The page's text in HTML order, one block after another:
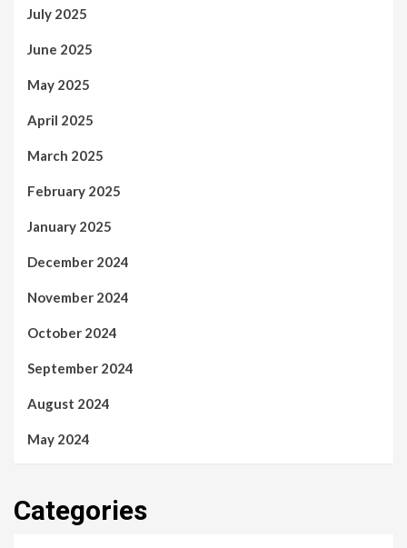
July 2025
June 2025
May 2025
April 2025
March 2025
February 2025
January 2025
December 2024
November 2024
October 2024
September 2024
August 2024
May 2024
Categories